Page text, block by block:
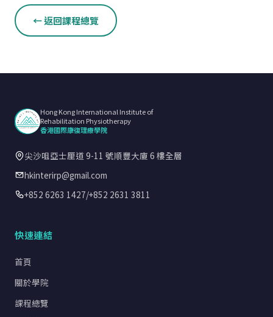
← 返回課程總覽
Hong Kong International Institute of
Rehabilitation Physiotherapy
香港國際康復理療學院
尖沙咀亞士厘道 9-11 號順豐大廈 6 樓全層
hkinterirp@gmail.com
+852 6263 1427/+852 2631 3811
快速連結
首頁
關於學院
課程總覽